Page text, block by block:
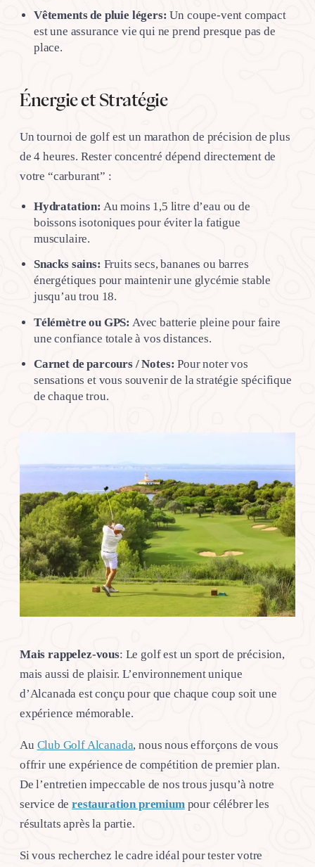
Vêtements de pluie légers: Un coupe-vent compact
est une assurance vie qui ne prend presque pas de
place.
Énergie et Stratégie
Un tournoi de golf est un marathon de précision de plus
de 4 heures. Rester concentré dépend directement de
votre “carburant” :
Hydratation: Au moins 1,5 litre d’eau ou de
boissons isotoniques pour éviter la fatigue
musculaire.
Snacks sains: Fruits secs, bananes ou barres
énergétiques pour maintenir une glycémie stable
jusqu’au trou 18.
Télémètre ou GPS: Avec batterie pleine pour faire
une confiance totale à vos distances.
Carnet de parcours / Notes: Pour noter vos
sensations et vous souvenir de la stratégie spécifique
de chaque trou.
Mais rappelez-vous: Le golf est un sport de précision,
mais aussi de plaisir. L’environnement unique
d’Alcanada est conçu pour que chaque coup soit une
expérience mémorable.
Au Club Golf Alcanada, nous nous efforçons de vous
offrir une expérience de compétition de premier plan.
De l’entretien impeccable de nos trous jusqu’à notre
service derestauration premium pour célébrer les
résultats après la partie.
Si vous recherchez le cadre idéal pour tester votre